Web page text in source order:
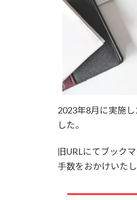
2023年8月に実施
した。
旧URLにてブック
手数をおかけいた